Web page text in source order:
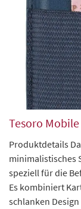
Tesoro
Produktdetails
minimalistisches
speziell für die
Es kombiniert
schlanken